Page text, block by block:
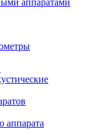
аппаратами
аппарата